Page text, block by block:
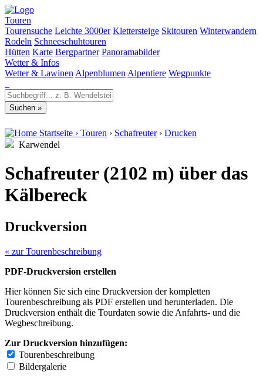
Touren
Tourensuche Leichte 3000er Klettersteige Skitouren Winterwandern
Rodeln Schneeschuhtouren
Hütten Karte Bergpartner Panoramabilder
Wetter & Infos
Wetter & Lawinen Alpenblumen Alpentiere Wegpunkte
Startseite › Touren › Schafreuter › Drucken
Karwendel
Schafreuter (2102 m) über das
Kälbereck
Druckversion
« zur Tourenbeschreibung
PDF-Druckversion erstellen
Hier können Sie sich eine Druckversion der kompletten
Tourenbeschreibung als PDF erstellen und herunterladen. Die
Druckversion enthält die Tourdaten sowie die Anfahrts- und die
Wegbeschreibung.
Zur Druckversion hinzufügen:
Tourenbeschreibung
Bildergalerie